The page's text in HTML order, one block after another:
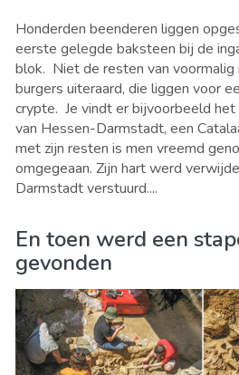
Honderden beenderen liggen
eerste gelegde baksteen bij de
blok. Niet de resten van voormalig
burgers uiteraard, die liggen voor
crypte. Je vindt er bijvoorbeeld het
van Hessen-Darmstadt, een
met zijn resten is men vreemd
omgegeaan. Zijn hart werd
Darmstadt verstuurd....
En toen werd een
gevonden